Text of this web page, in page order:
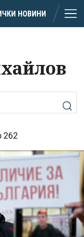
НОВИНИ
262